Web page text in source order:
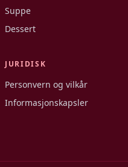
Suppe
Dessert
JURIDISK
Personvern og vilkår
Informasjonskapsler